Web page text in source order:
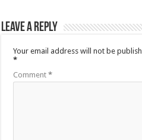
Leave a Reply
Your email address will not be
*
Comment*